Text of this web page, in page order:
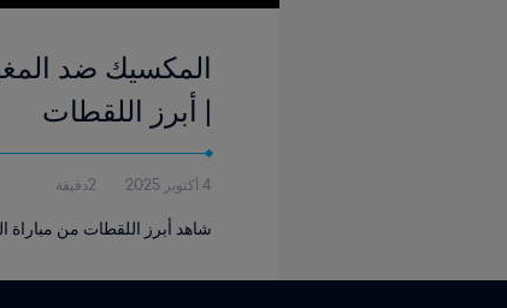
| أبرز اللقطات
4 أكتوبر 2025 2دقيقة
شاهد أبرز اللقطات من مباراة المكسيك